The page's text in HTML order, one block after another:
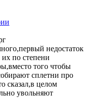
недостаток
их по степени
того чтобы
сплетни про
сказал,в целом
увольняют